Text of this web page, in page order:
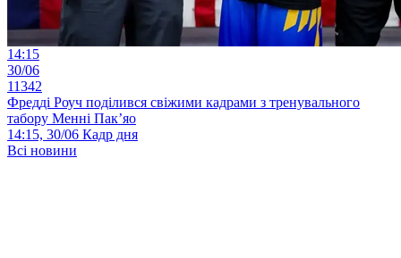
14:15
30/06
11342
Фредді Роуч поділився свіжими кадрами з тренувального
табору Менні Пак’яо
14:15, 30/06 Кадр дня
Всі новини